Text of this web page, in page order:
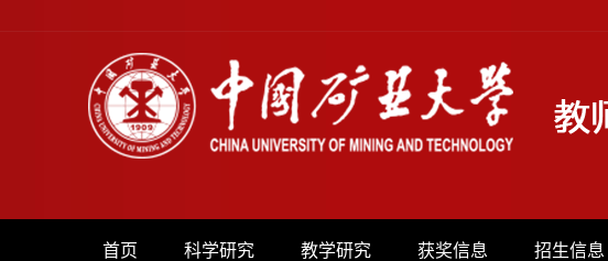
首页 科学研究 教学研究 获奖信息 招生信息